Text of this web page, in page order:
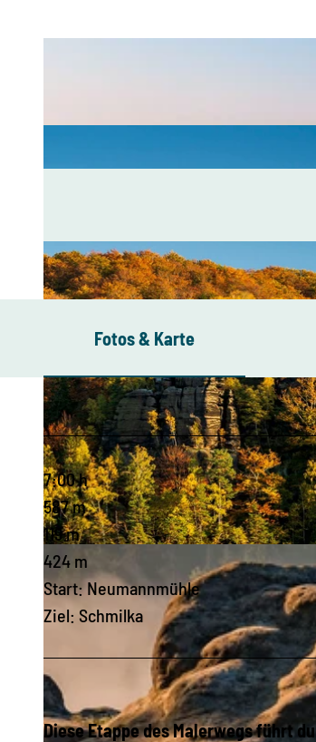
Fotos & Karte
7:00 h
587 m
119 m
424 m
Start: Neumannmühle
Ziel: Schmilka
Diese Etappe des Malerwegs führt